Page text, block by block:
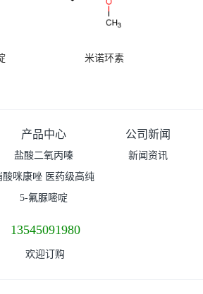
米诺环素
产品中心
盐酸二氧丙嗪
酸咪康唑 医药级高纯
度99%原粉
5-氟脲嘧啶
公司新闻
新闻资讯
13545091980
欢迎订购